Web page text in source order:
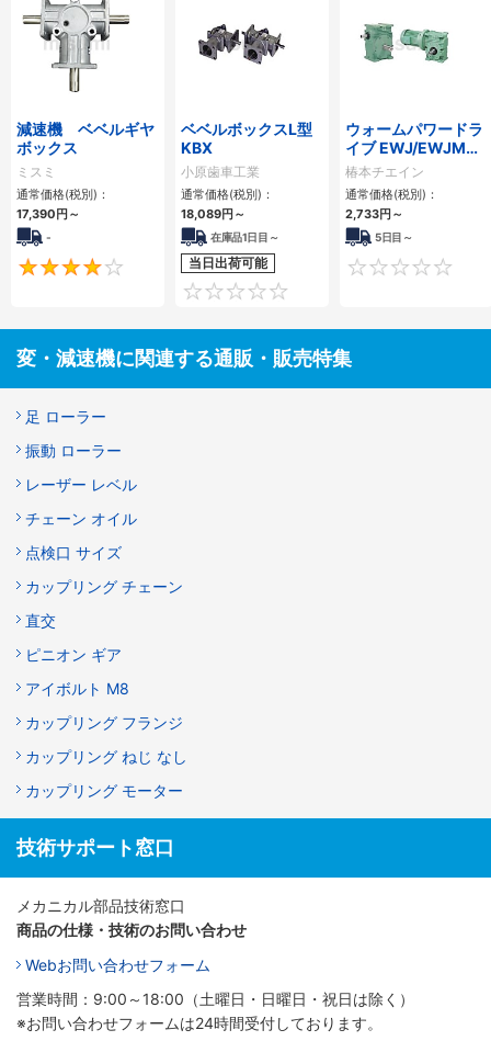
減速機 ベベルギヤ
ボックス
ミスミ
通常価格(税別)：
17,390円～
-
4
ベベルボックスL型
KBX
小原歯車工業
通常価格(税別)：
18,089円～
在庫品1日目～
当日出荷可能
ウォームパワードラ
イブ EWJ/EWJMシ
リーズ
椿本チエイン
通常価格(税別)：
2,733円～
5日目～
変・減速機に関連する通販・販売特集
足 ローラー
振動 ローラー
レーザー レベル
チェーン オイル
点検口 サイズ
カップリング チェーン
直交
ピニオン ギア
アイボルト M8
カップリング フランジ
カップリング ねじ なし
カップリング モーター
技術サポート窓口
メカニカル部品技術窓口
商品の仕様・技術のお問い合わせ
Webお問い合わせフォーム
営業時間：9:00～18:00（土曜日・日曜日・祝日は除く）
※お問い合わせフォームは24時間受付しております。